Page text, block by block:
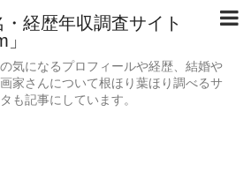
経歴年収調査サイト
気になるプロフィールや経歴、結婚や
家さんについて根ほり葉ほり調べるサ
も記事にしています。